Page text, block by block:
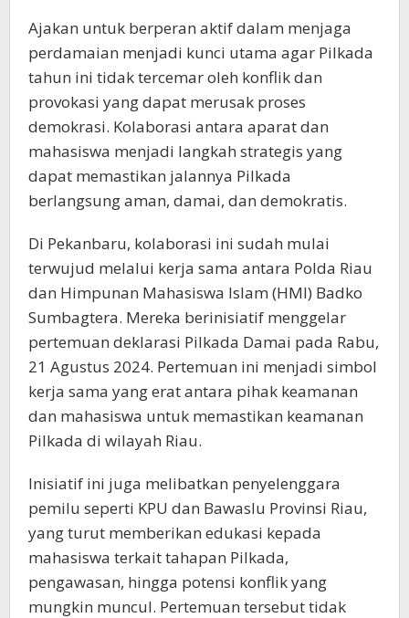
Ajakan untuk berperan aktif dalam menjaga
perdamaian menjadi kunci utama agar Pilkada
tahun ini tidak tercemar oleh konflik dan
provokasi yang dapat merusak proses
demokrasi. Kolaborasi antara aparat dan
mahasiswa menjadi langkah strategis yang
dapat memastikan jalannya Pilkada
berlangsung aman, damai, dan demokratis.
Di Pekanbaru, kolaborasi ini sudah mulai
terwujud melalui kerja sama antara Polda Riau
dan Himpunan Mahasiswa Islam (HMI) Badko
Sumbagtera. Mereka berinisiatif menggelar
pertemuan deklarasi Pilkada Damai pada Rabu,
21 Agustus 2024. Pertemuan ini menjadi simbol
kerja sama yang erat antara pihak keamanan
dan mahasiswa untuk memastikan keamanan
Pilkada di wilayah Riau.
Inisiatif ini juga melibatkan penyelenggara
pemilu seperti KPU dan Bawaslu Provinsi Riau,
yang turut memberikan edukasi kepada
mahasiswa terkait tahapan Pilkada,
pengawasan, hingga potensi konflik yang
mungkin muncul. Pertemuan tersebut tidak